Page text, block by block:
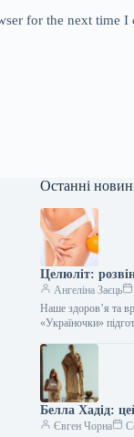
for the next time I
Останні
Целюліт:
Ангеліна Заєць
Наше здоров’я та
«Україночки»
Белла Хадід:
Євген Чорна